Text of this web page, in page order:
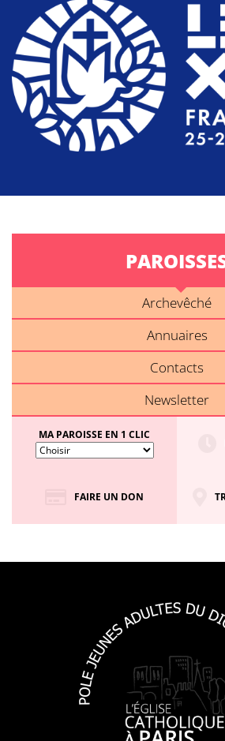
Archevêché
Annuaires
Contacts
Newsletter
MA PAROISSE EN 1 CLIC
FAIRE UN DON